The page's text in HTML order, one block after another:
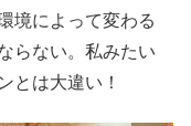
境によって変わる
らない。私みたい
とは大違い！